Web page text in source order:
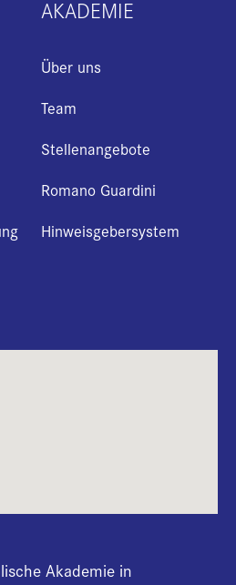
AKADEMIE
Über uns
Team
Stellenangebote
Romano Guardini
Hinweisgebersystem
Akademie in